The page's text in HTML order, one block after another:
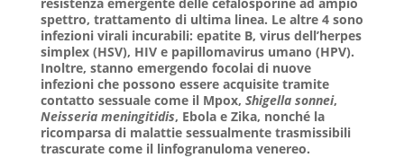
spettro, trattamento di ultima linea. Le altre 4 sono
infezioni virali incurabili: epatite B, virus dell’herpes
simplex (HSV), HIV e papillomavirus umano (HPV).
Inoltre, stanno emergendo focolai di nuove
infezioni che possono essere acquisite tramite
contatto sessuale come il Mpox, Shigella sonnei,
Neisseria meningitidis, Ebola e Zika, nonché la
ricomparsa di malattie sessualmente trasmissibili
trascurate come il linfogranuloma venereo.